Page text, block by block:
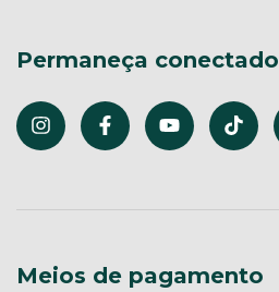
Permaneça conectado
Meios de pagamento